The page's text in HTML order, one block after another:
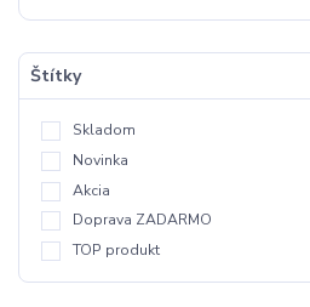
Štítky
Skladom
Novinka
Akcia
Doprava ZADARMO
TOP produkt